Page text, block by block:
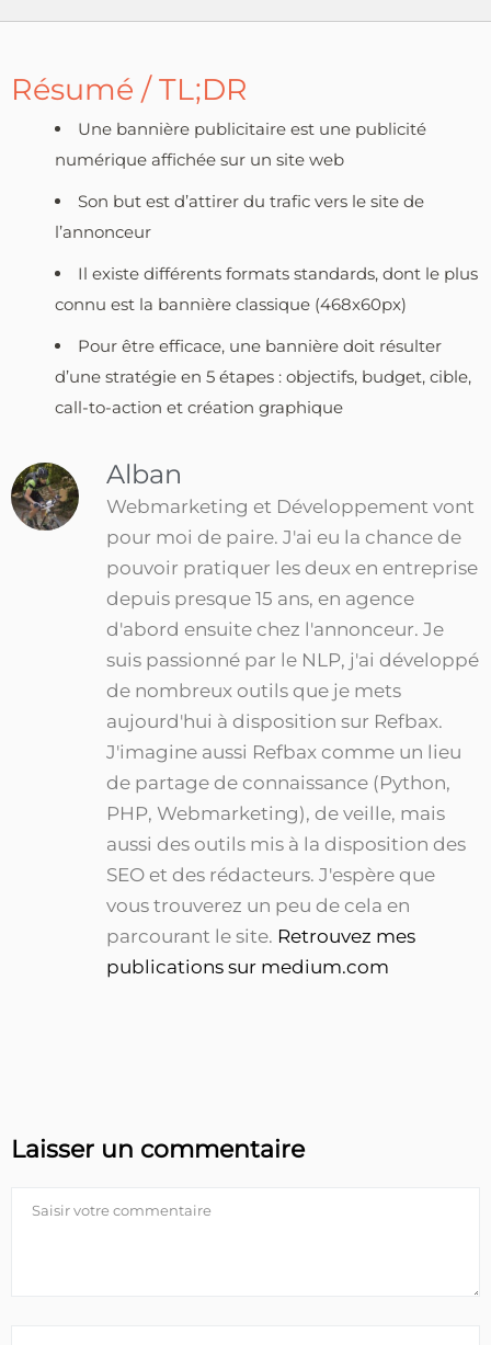
Résumé / TL;DR
Une bannière publicitaire est une publicité
numérique affichée sur un site web
Son but est d’attirer du trafic vers le site de
l’annonceur
Il existe différents formats standards, dont le plus
connu est la bannière classique (468x60px)
Pour être efficace, une bannière doit résulter
d’une stratégie en 5 étapes : objectifs, budget, cible,
call-to-action et création graphique
Alban
Webmarketing et Développement vont
pour moi de paire. J'ai eu la chance de
pouvoir pratiquer les deux en entreprise
depuis presque 15 ans, en agence
d'abord ensuite chez l'annonceur. Je
suis passionné par le NLP, j'ai développé
de nombreux outils que je mets
aujourd'hui à disposition sur Refbax.
J'imagine aussi Refbax comme un lieu
de partage de connaissance (Python,
PHP, Webmarketing), de veille, mais
aussi des outils mis à la disposition des
SEO et des rédacteurs. J'espère que
vous trouverez un peu de cela en
parcourant le site. Retrouvez mes
publications sur medium.com
Laisser un commentaire